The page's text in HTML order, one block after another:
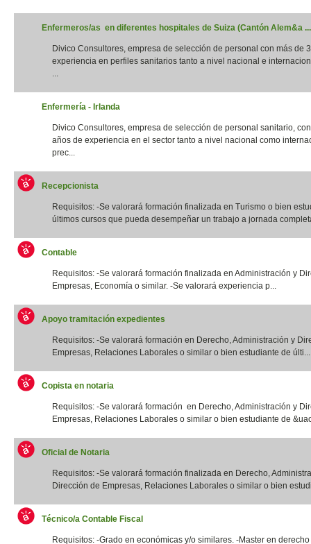
Enfermeros/as en diferentes hospitales de Suiza (Cantón Alem&a ...
Divico Consultores, empresa de selección de personal con más de
experiencia en perfiles sanitarios tanto a nivel nacional e
...
Enfermería - Irlanda
Divico Consultores, empresa de selección de personal sanitario,
años de experiencia en el sector tanto a nivel nacional como
prec...
Recepcionista
Requisitos: -Se valorará formación finalizada en Turismo o bien
últimos cursos que pueda desempeñar un trabajo a jornada
Contable
Requisitos: -Se valorará formación finalizada en Administración y
Empresas, Economía o similar. -Se valorará experiencia p...
Apoyo tramitación expedientes
Requisitos: -Se valorará formación en Derecho, Administración y
Empresas, Relaciones Laborales o similar o bien estudiante de últi...
Copista en notaria
Requisitos: -Se valorará formación en Derecho, Administración y
Empresas, Relaciones Laborales o similar o bien estudiante de
Oficial de Notaria
Requisitos: -Se valorará formación finalizada en Derecho,
Dirección de Empresas, Relaciones Laborales o similar o bien
Técnico/a Contable Fiscal
Requisitos: -Grado en económicas y/o similares. -Master en